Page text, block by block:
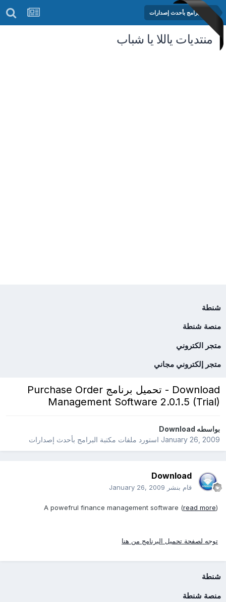
مكتبة البرامج بأحدث إصدارات
منتديات ياللا يا شباب
شنطة
منصة شنطة
متجر الكتروني
متجر إلكتروني مجاني
Download - تحميل برنامج Purchase Order
Management Software 2.0.1.5 (Trial)
بواسطهDownload
January 26, 2009استورد ملفات مكتبة البرامج بأحدث إصدارات
Download
قام بنشر January 26, 2009
A powefrul finance management software (read more
توجه لصفحة تحميل البرنامج من هنا
شنطة
منصة شنطة